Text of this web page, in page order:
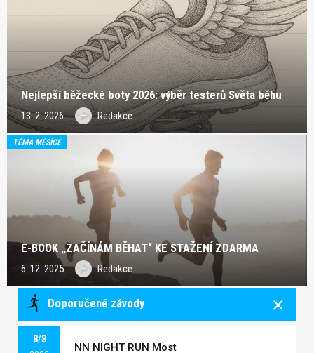
Nejlepší běžecké boty 2026: výběr testerů Světa běhu
13. 2. 2026 Redakce
TÉMA MĚSÍCE
E-BOOK „ZAČÍNÁM BĚHAT“ KE STAŽENÍ ZDARMA
6. 12. 2025 Redakce
Doporučené závody
8/8
NN NIGHT RUN Most